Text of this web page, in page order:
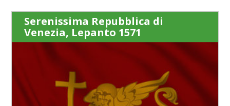
Serenissima Repubblica di
Venezia, Lepanto 1571